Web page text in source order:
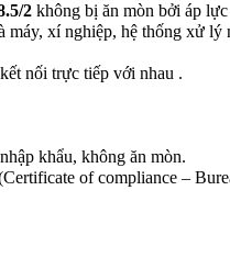
2 không bị ăn mòn bởi áp
xí nghiệp, hệ thống xử
nối trực tiếp với nhau .
khẩu, không ăn mòn.
of compliance –